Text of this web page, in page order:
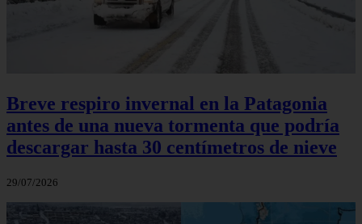
Breve respiro invernal en la Patagonia
antes de una nueva tormenta que podría
descargar hasta 30 centímetros de nieve
29/07/2026